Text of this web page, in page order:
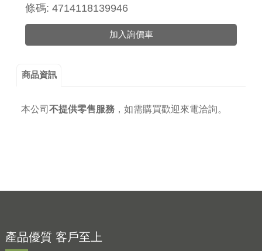
條碼: 4714118139946
加入詢價車
商品資訊
本公司 不提供零售服務， 如需購買歡迎來電洽詢。
產品優質 客戶至上